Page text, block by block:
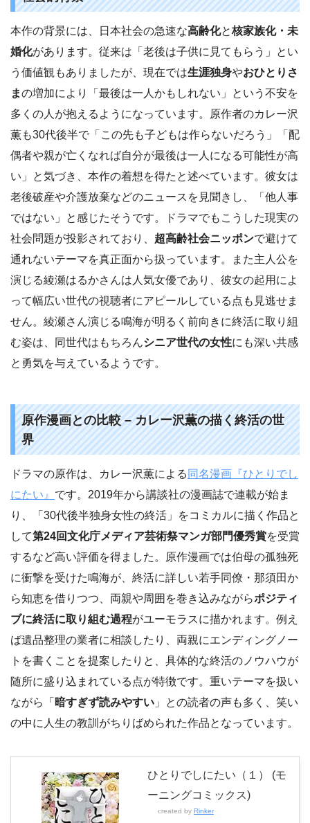
本作の背景には、日本社会の急速な高齢化と核家族化・未
婚化があります。従来は「老後は子供に見てもらう」とい
う価値観もありましたが、現在では生涯独身やおひとりさ
まの増加により「最後は一人かもしれない」という不安を
多くの人が抱えるようになっています。原作者のカレー沢
薫も30代後半で「この先も子どもは作らないだろう」「配
偶者や親が亡くなれば自分が最後は一人になる可能性が高
い」と気づき、本作の着想を得たと述べています。彼女は
老後破産や介護放棄などのニュースを見聞きし、「他人事
ではない」と感じたそうです。ドラマでもこうした現実の
社会問題が投影されており、 超高齢社会ニッポンで避けて
通れないテーマを真正面から扱っています。また主人公を
演じる綾瀬はるかさんは人気女優であり、彼女の起用によ
って幅広い世代の視聴者にアピールしている点も見逃せま
せん。綾瀬さん演じる鳴海が明るく前向きに終活に取り組
む姿は、同世代はもちろんシニア世代の女性にも深い共感
と勇気を与えているようです。
原作漫画との比較 – カレー沢薫の描く終活の世
界
ドラマの原作は、カレー沢薫による 同名漫画『ひとりでし
にたい』 です。2019年から講談社の漫画誌で連載が始ま
り、「30代後半独身女性の終活」をコミカルに描く作品と
して第24回文化庁メディア芸術祭マンガ部門優秀賞を受賞
するなど高い評価を得ました。原作漫画では伯母の孤独死
に衝撃を受けた鳴海が、終活に詳しい若手同僚・那須田か
ら知恵を借りつつ、両親や周囲を巻き込みながらポジティ
ブに終活に取り組む過程がユーモラスに描かれます。例え
ば遺品整理の業者に相談したり、両親にエンディングノー
トを書くことを提案したりと、具体的な終活のノウハウが
随所に盛り込まれている点が特徴です。重いテーマを扱い
ながら「 暗すぎず読みやすい 」との読者の声も多く、笑い
の中に人生の教訓がちりばめられた作品となっています。
ひとりでしにたい（１） (モ
ーニングコミックス)
created by Rinker